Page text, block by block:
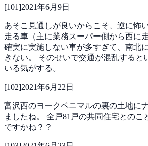
[101]2021年6月9日
あそこ見通しが良いからこそ、逆に怖
走る車（主に業務スーパー側から西に
確実に実施しない車が多すぎて、南北
きない。 そのせいで交通が混乱すると
いる気がする。
[102]2021年6月22日
富沢西のヨークベニマルの裏の土地に
ましたね。 全戸81戸の共同住宅とのこ
ですかね？？